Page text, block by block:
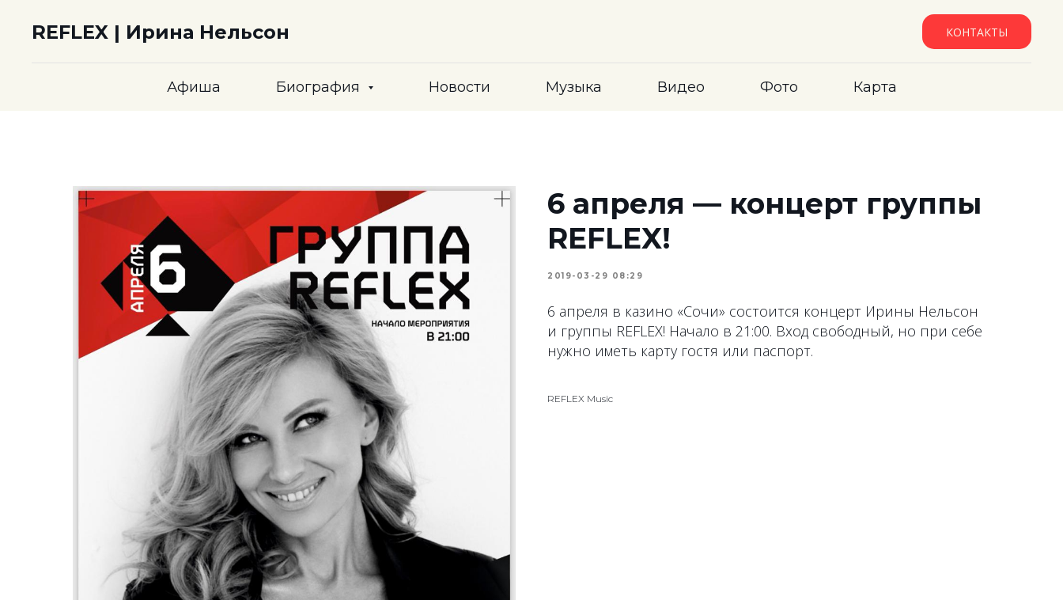
REFLEX | Ирина Нельсон КОНТАКТЫ
Афиша Биография Новости Музыка Видео Фото Карта
6 апреля — концерт группы
REFLEX!
2019-03-29 08:29
6 апреля в казино «Сочи» состоится концерт Ирины Нельсон
и группы REFLEX! Начало в 21:00. Вход свободный, но при себе
нужно иметь карту гостя или паспорт.
REFLEX Music